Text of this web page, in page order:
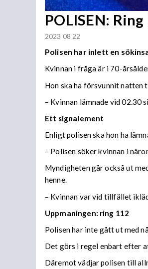
POLISEN:
2023 08 22
Polisen har inlett en
Kvinnan i fråga är i 70-
Hon ska ha försvunnit natten
– Kvinnan lämnade vid 02.30
Ett signalement
Enligt polisen ska hon ha
– Polisen söker kvinnan i
Myndigheten går också ut
henne.
– Kvinnan var vid tillfället
Uppmaningen: ring 112
Polisen har inte gått ut med
Det görs i regel enbart efter
Däremot vädjar polisen till